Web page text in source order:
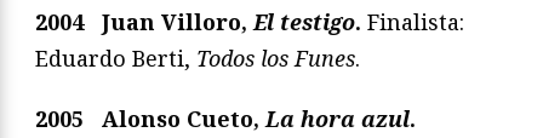
2004 Juan Villoro, El testigo. Finalista:
Eduardo Berti, Todos los Funes.
2005 Alonso Cueto, La hora azul.